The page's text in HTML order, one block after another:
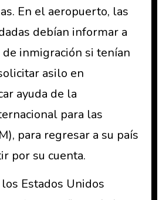
En el aeropuerto, las
debían informar a
inmigración si tenían
asilo en
ayuda de la
para las
para regresar a su país
por su cuenta.
Estados Unidos